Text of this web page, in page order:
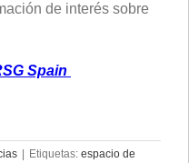
de interés sobre
Spain
Etiquetas: espacio de